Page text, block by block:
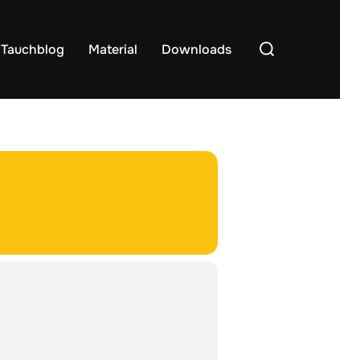
Tauchblog Material Downloads
Suchen
nach: